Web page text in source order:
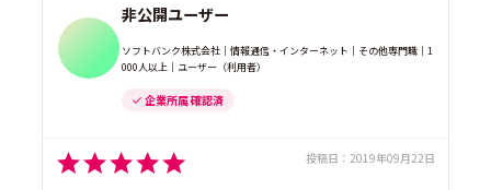
非公開ユーザー
ソフトバンク株式会社｜情報通信・インターネット｜その他専門職｜1
000人以上｜ユーザー（利用者）
企業所属 確認済
投稿日： 2019年09月22日